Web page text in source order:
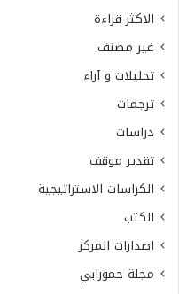
الاكثر قراءة
غير مصنف
تحليلات و آراء
ترجمات
دراسات
تقدير موقف
الكراسات الاستراتيجية
الكتب
اصدارات المركز
مجلة حمورابي